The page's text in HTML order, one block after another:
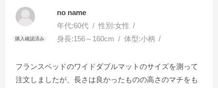
no name
年代:60代 性別:女性
身長:156～160cm 体型:小柄
フランスベッドのワイドダブルマットのサイズを測って
注文しましたが、長さは良かったものの高さのマチをも